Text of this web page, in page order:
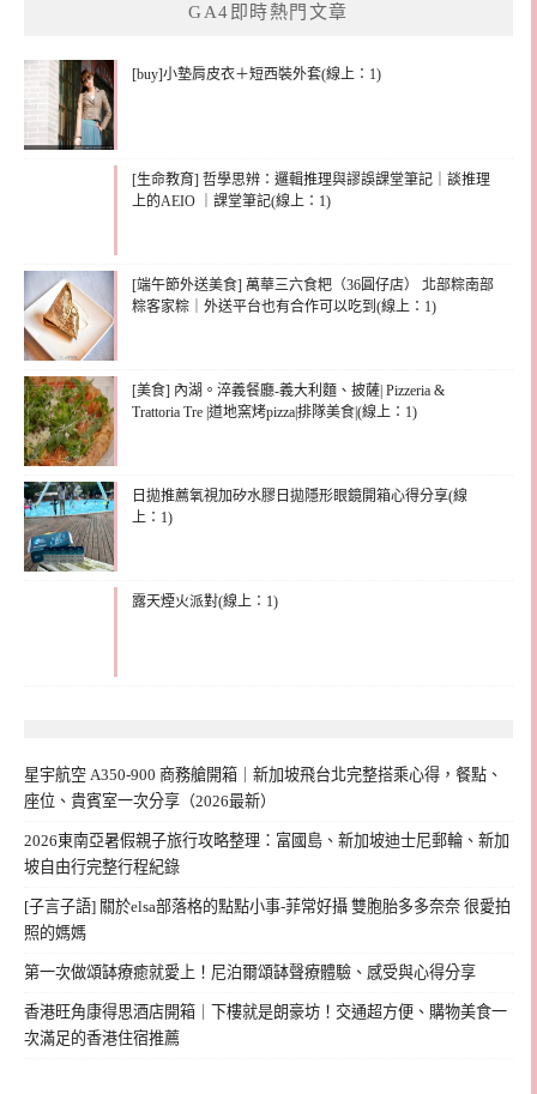
GA4即時熱門文章
[buy]小墊肩皮衣＋短西裝外套(線上：1)
[生命教育] 哲學思辨：邏輯推理與謬誤課堂筆記｜談推理
上的AEIO ｜課堂筆記(線上：1)
[端午節外送美食] 萬華三六食粑（36圓仔店） 北部粽南部
粽客家粽｜外送平台也有合作可以吃到(線上：1)
[美食] 內湖。淬義餐廳-義大利麵、披薩| Pizzeria &
Trattoria Tre |道地窯烤pizza|排隊美食|(線上：1)
日拋推薦氧視加矽水膠日拋隱形眼鏡開箱心得分享(線
上：1)
露天煙火派對(線上：1)
星宇航空 A350-900 商務艙開箱｜新加坡飛台北完整搭乘心得，餐點、
座位、貴賓室一次分享（2026最新）
2026東南亞暑假親子旅行攻略整理：富國島、新加坡迪士尼郵輪、新加
坡自由行完整行程紀錄
[子言子語] 關於elsa部落格的點點小事-菲常好攝 雙胞胎多多奈奈 很愛拍
照的媽媽
第一次做頌缽療癒就愛上！尼泊爾頌缽聲療體驗、感受與心得分享
香港旺角康得思酒店開箱｜下樓就是朗豪坊！交通超方便、購物美食一
次滿足的香港住宿推薦